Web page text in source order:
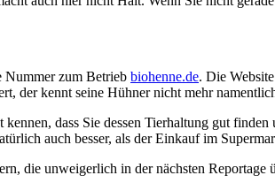
Nummer zum Betrieb biohenne.de. Die
der kennt seine Hühner nicht mehr
dass Sie dessen Tierhaltung gut
auch besser, als der Einkauf im
die unweigerlich in der nächsten Reportage